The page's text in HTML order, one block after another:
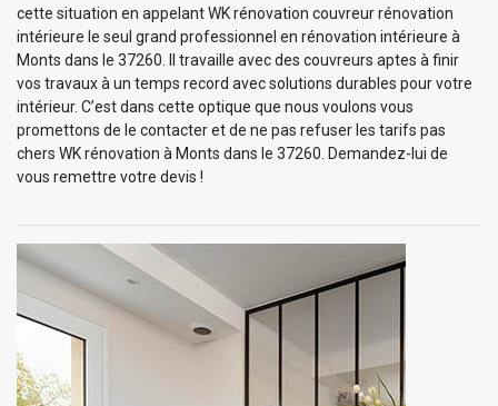
cette situation en appelant WK rénovation couvreur rénovation
intérieure le seul grand professionnel en rénovation intérieure à
Monts dans le 37260. Il travaille avec des couvreurs aptes à finir
vos travaux à un temps record avec solutions durables pour votre
intérieur. C’est dans cette optique que nous voulons vous
promettons de le contacter et de ne pas refuser les tarifs pas
chers WK rénovation à Monts dans le 37260. Demandez-lui de
vous remettre votre devis !